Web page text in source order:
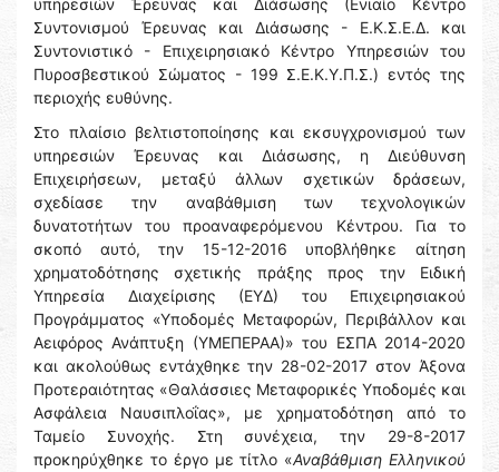
υπηρεσιών Έρευνας και Διάσωσης (Ενιαίο Κέντρο
Συντονισμού Έρευνας και Διάσωσης - Ε.Κ.Σ.Ε.Δ. και
Συντονιστικό - Επιχειρησιακό Κέντρο Υπηρεσιών του
Πυροσβεστικού Σώματος - 199 Σ.Ε.Κ.Υ.Π.Σ.) εντός της
περιοχής ευθύνης.
Στο πλαίσιο βελτιστοποίησης και εκσυγχρονισμού των
υπηρεσιών Έρευνας και Διάσωσης, η Διεύθυνση
Επιχειρήσεων, μεταξύ άλλων σχετικών δράσεων,
σχεδίασε την αναβάθμιση των τεχνολογικών
δυνατοτήτων του προαναφερόμενου Κέντρου. Για το
σκοπό αυτό, την 15-12-2016 υποβλήθηκε αίτηση
χρηματοδότησης σχετικής πράξης προς την Ειδική
Υπηρεσία Διαχείρισης (ΕΥΔ) του Επιχειρησιακού
Προγράμματος «Υποδομές Μεταφορών, Περιβάλλον και
Αειφόρος Ανάπτυξη (ΥΜΕΠΕΡΑΑ)» του ΕΣΠΑ 2014-2020
και ακολούθως εντάχθηκε την 28-02-2017 στον Άξονα
Προτεραιότητας «Θαλάσσιες Μεταφορικές Υποδομές και
Ασφάλεια Ναυσιπλοΐας», με χρηματοδότηση από το
Ταμείο Συνοχής. Στη συνέχεια, την 29-8-2017
προκηρύχθηκε το έργο με τίτλο «Αναβάθμιση Ελληνικού